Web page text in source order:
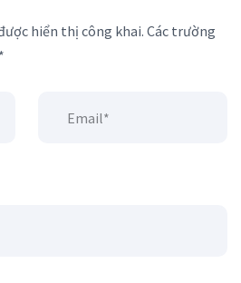
hiển thị công khai. Các trường
*